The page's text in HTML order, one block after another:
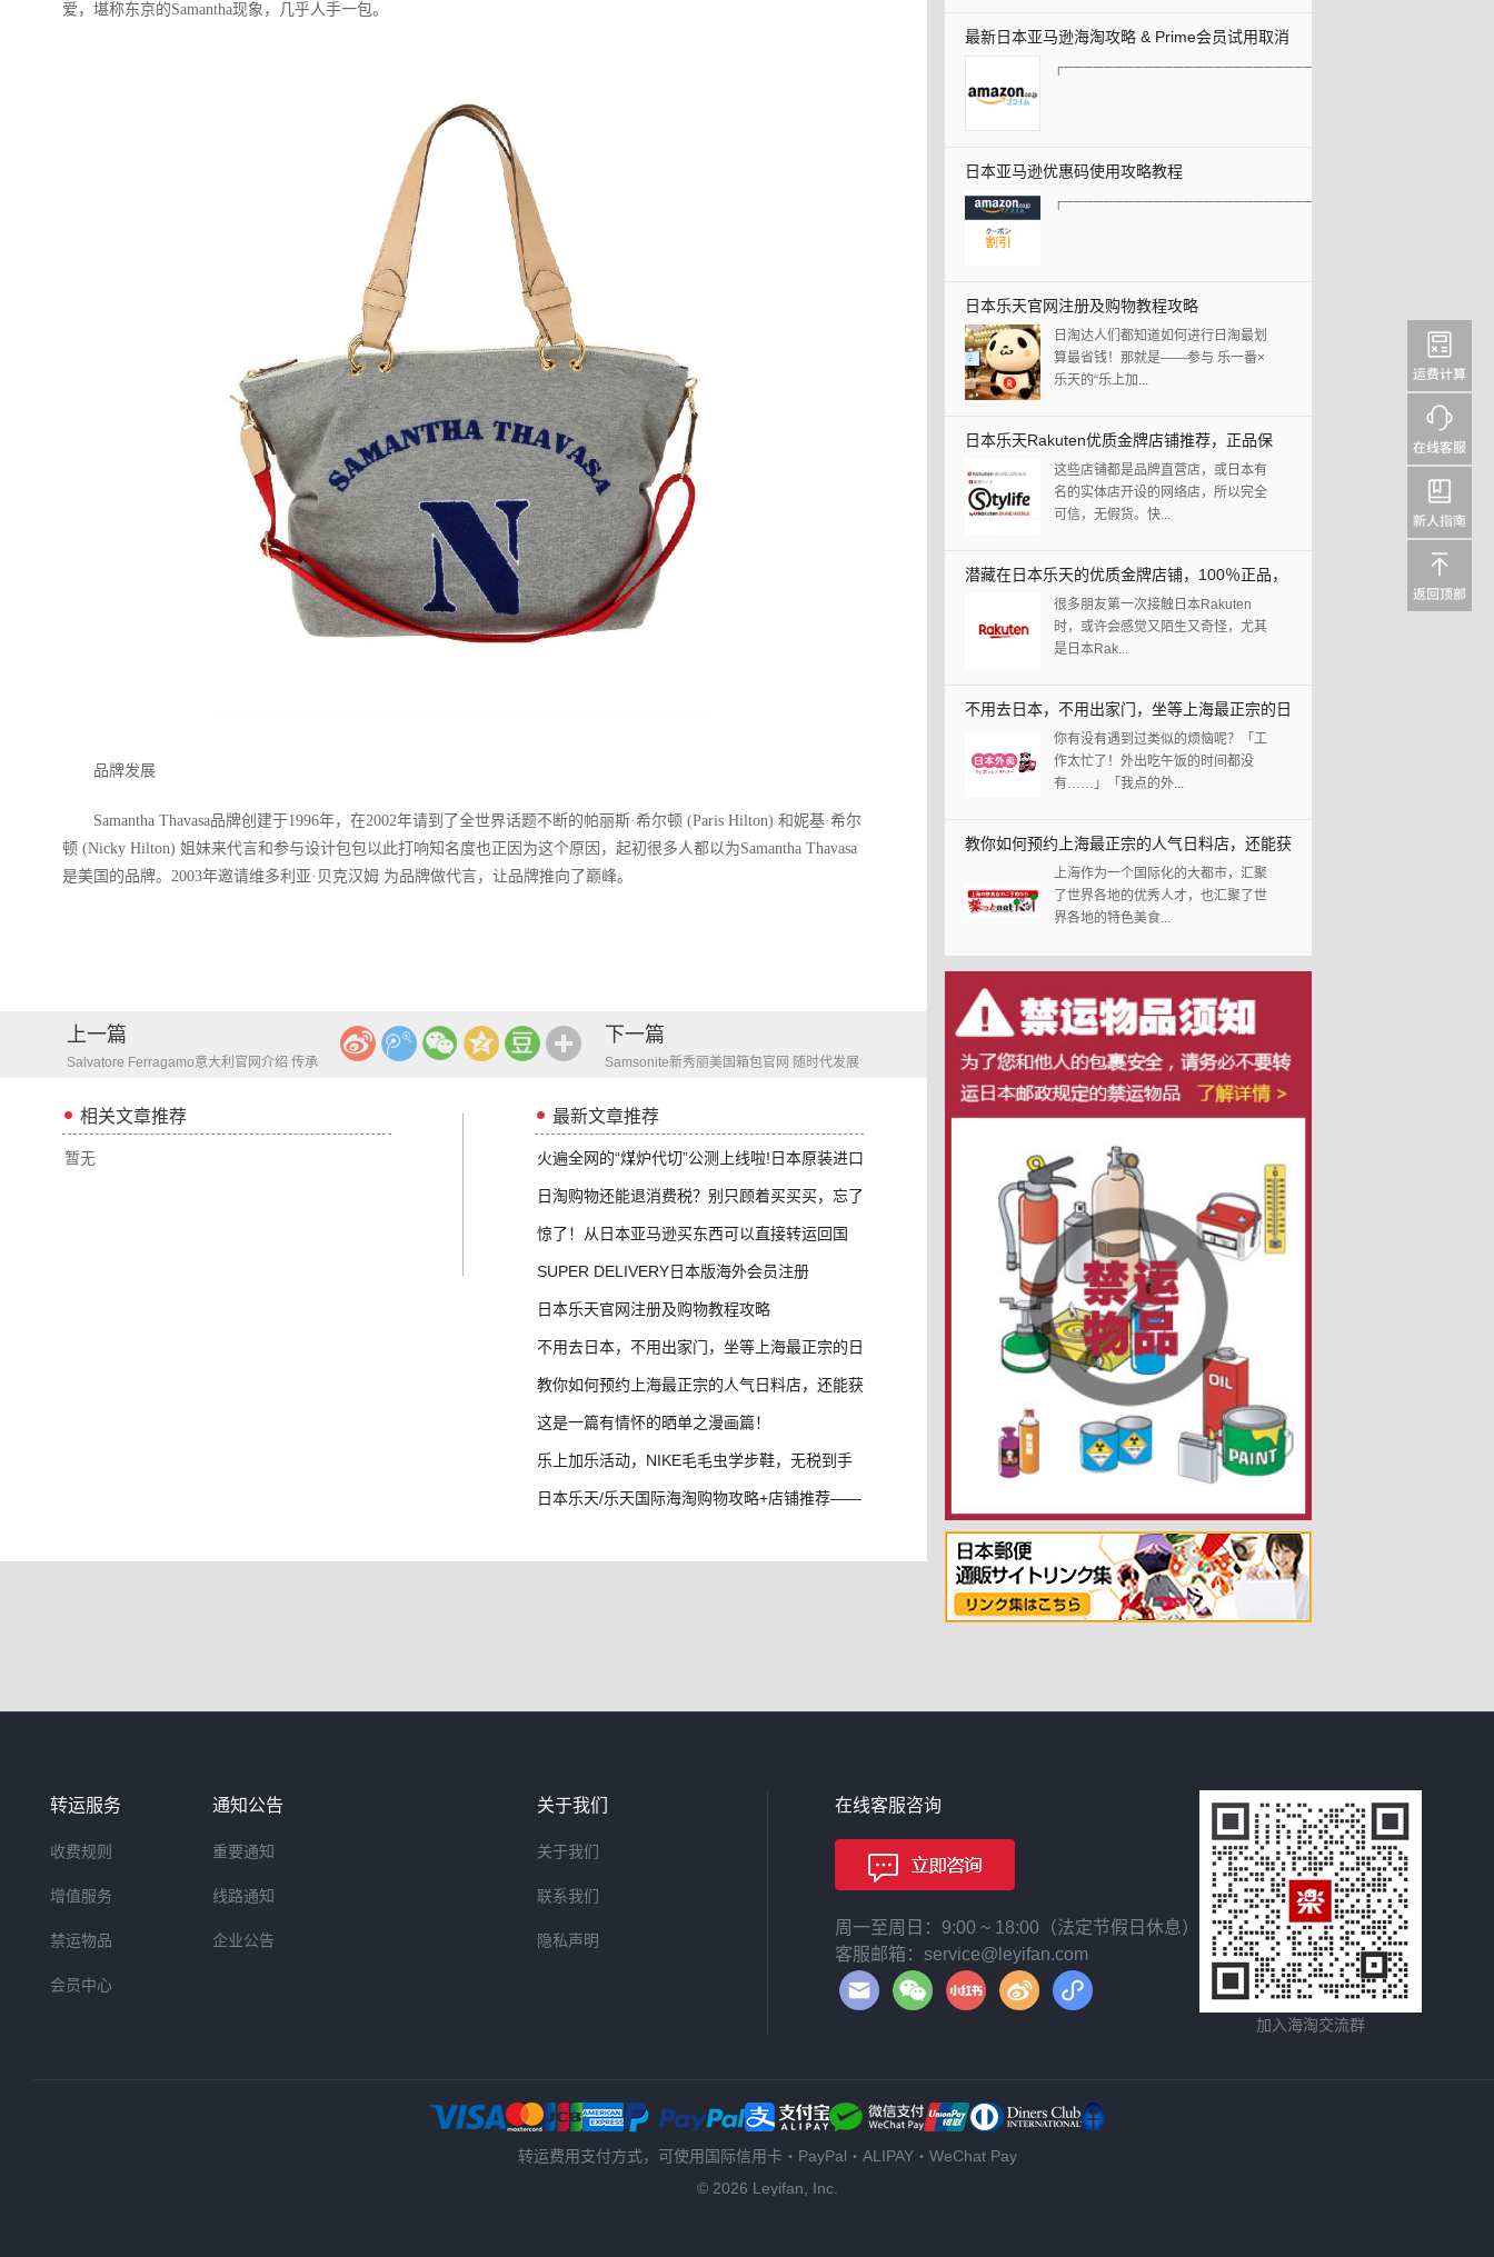
爱，堪称东京的Samantha现象，几乎人手一包。
品牌发展
Samantha Thavasa品牌创建于1996年，在2002年请到了全世界话题不断的帕丽斯·希尔顿 (Paris Hilton) 和妮基·希尔
顿 (Nicky Hilton) 姐妹来代言和参与设计包包以此打响知名度也正因为这个原因，起初很多人都以为Samantha Thavasa
是美国的品牌。2003年邀请维多利亚·贝克汉姆 为品牌做代言，让品牌推向了巅峰。
上一篇
Salvatore Ferragamo意大利官网介绍 传承
下一篇
Samsonite新秀丽美国箱包官网 随时代发展
相关文章推荐
暂无
最新文章推荐
火遍全网的“煤炉代切”公测上线啦!日本原装进口
日淘购物还能退消费税？别只顾着买买买，忘了
退这
惊了！从日本亚马逊买东西可以直接转运回国
内，学
SUPER DELIVERY日本版海外会员注册
日本乐天官网注册及购物教程攻略
不用去日本，不用出家门，坐等上海最正宗的日
本料
教你如何预约上海最正宗的人气日料店，还能获
得3
这是一篇有情怀的晒单之漫画篇！
乐上加乐活动，NIKE毛毛虫学步鞋，无税到手
哦
日本乐天/乐天国际海淘购物攻略+店铺推荐——
最新日本亚马逊海淘攻略 & Prime会员试用取消
全教程
┌───────────────────────────────────────...
日本亚马逊优惠码使用攻略教程
┌───────────────────────────────────────...
日本乐天官网注册及购物教程攻略
日淘达人们都知道如何进行日淘最划
算最省钱！那就是——参与 乐一番×
乐天的“乐上加...
日本乐天Rakuten优质金牌店铺推荐，正品保
证，放心剁手！
这些店铺都是品牌直营店，或日本有
名的实体店开设的网络店，所以完全
可信，无假货。快...
潜藏在日本乐天的优质金牌店铺，100％正品，
快收藏起来！！！
很多朋友第一次接触日本Rakuten
时，或许会感觉又陌生又奇怪，尤其
是日本Rak...
不用去日本，不用出家门，坐等上海最正宗的日
本料理送上门来！
你有没有遇到过类似的烦恼呢？「工
作太忙了！外出吃午饭的时间都没
有……」「我点的外...
教你如何预约上海最正宗的人气日料店，还能获
得3％返利哦！
上海作为一个国际化的大都市，汇聚
了世界各地的优秀人才，也汇聚了世
界各地的特色美食...
转运服务
收费规则
增值服务
禁运物品
会员中心
通知公告
重要通知
线路通知
企业公告
关于我们
关于我们
联系我们
隐私声明
在线客服咨询
周一至周日：9:00 ~ 18:00（法定节假日休息）
客服邮箱：service@leyifan.com
加入海淘交流群
转运费用支付方式，可使用国际信用卡・PayPal・ALIPAY・WeChat Pay
© 2026 Leyifan, Inc.